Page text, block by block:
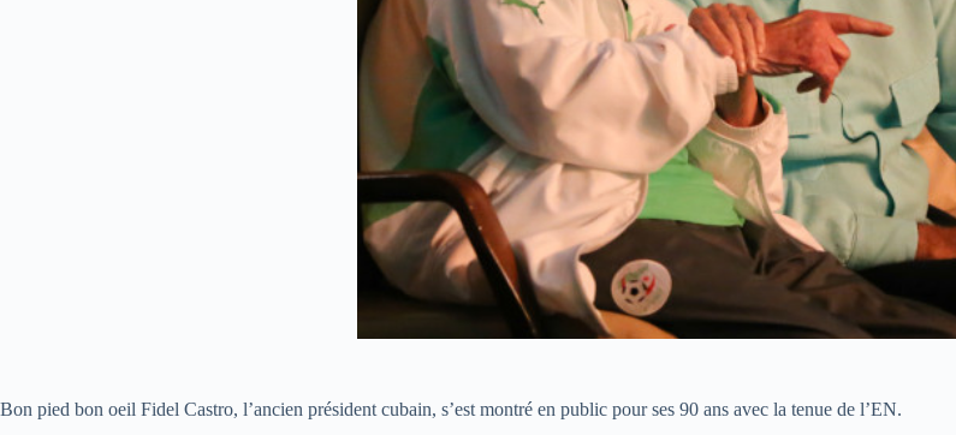
Bon pied bon oeil Fidel Castro, l’ancien président cubain, s’est montré en public pour ses 90 ans avec la tenue de l’EN.